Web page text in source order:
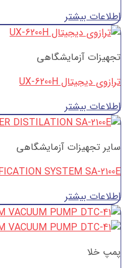
اطلاعات بیشتر
تجهیزات آزمایشگاهی
ترازوی دیجیتال UX-6200H
اطلاعات بیشتر
سایر تجهیزات آزمایشگاهی
SYSTEM SA-2100E
اطلاعات بیشتر
پمپ خلا